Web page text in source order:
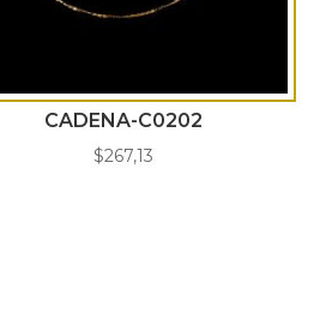
CADENA-C0202
$267,13